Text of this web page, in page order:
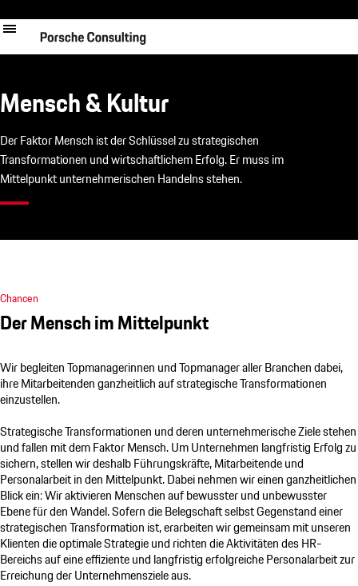
zum
Inhalt
Mensch & Kultur
Der Faktor Mensch ist der Schlüssel zu strategischen
Transformationen und wirtschaftlichem Erfolg. Er muss im
Mittelpunkt unternehmerischen Handelns stehen.
Chancen
Der Mensch im Mittelpunkt
Wir begleiten Topmanagerinnen und Topmanager aller Branchen dabei,
ihre Mitarbeitenden ganzheitlich auf strategische Transformationen
einzustellen.
Strategische Transformationen und deren unternehmerische Ziele stehen
und fallen mit dem Faktor Mensch. Um Unternehmen langfristig Erfolg zu
sichern, stellen wir deshalb Führungskräfte, Mitarbeitende und
Personalarbeit in den Mittelpunkt. Dabei nehmen wir einen ganzheitlichen
Blick ein: Wir aktivieren Menschen auf bewusster und unbewusster
Ebene für den Wandel. Sofern die Belegschaft selbst Gegenstand einer
strategischen Transformation ist, erarbeiten wir gemeinsam mit unseren
Klienten die optimale Strategie und richten die Aktivitäten des HR-
Bereichs auf eine effiziente und langfristig erfolgreiche Personalarbeit zur
Erreichung der Unternehmensziele aus.